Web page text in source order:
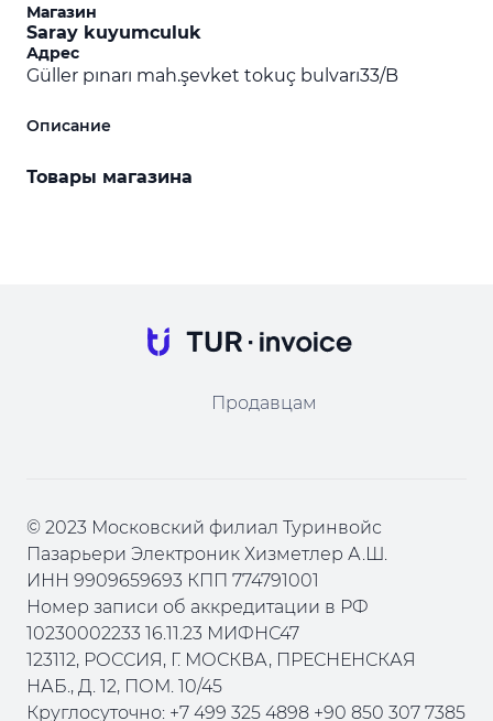
Магазин
Saray kuyumculuk
Адрес
Güller pınarı mah.şevket tokuç bulvarı33/B
Описание
Товары магазина
Продавцам
© 2023 Московский филиал Туринвойс
Пазарьери Электроник Хизметлер А.Ш.
ИНН 9909659693 КПП 774791001
Номер записи об аккредитации в РФ
10230002233 16.11.23 МИФНС47
123112, РОССИЯ, Г. МОСКВА, ПРЕСНЕНСКАЯ
НАБ., Д. 12, ПОМ. 10/45
Круглосуточно: +7 499 325 4898 +90 850 307 7385